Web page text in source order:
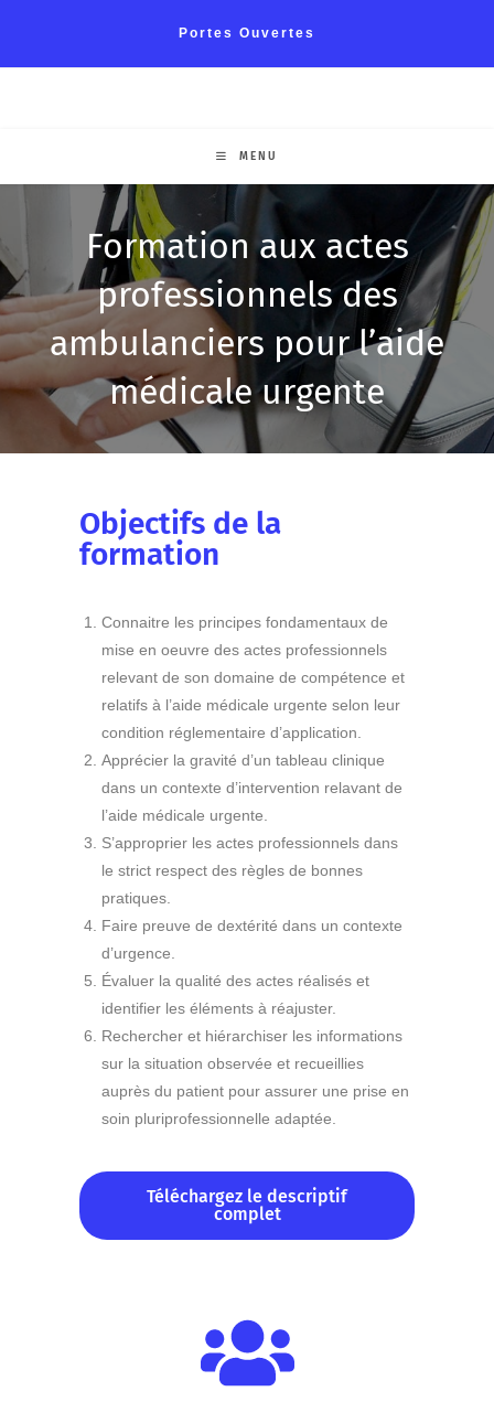
Portes Ouvertes
MENU
Formation aux actes
professionnels des
ambulanciers pour l’aide
médicale urgente
Objectifs de la
formation
Connaitre les principes fondamentaux de
mise en oeuvre des actes professionnels
relevant de son domaine de compétence et
relatifs à l’aide médicale urgente selon leur
condition réglementaire d’application.
Apprécier la gravité d’un tableau clinique
dans un contexte d’intervention relavant de
l’aide médicale urgente.
S’approprier les actes professionnels dans
le strict respect des règles de bonnes
pratiques.
Faire preuve de dextérité dans un contexte
d’urgence.
Évaluer la qualité des actes réalisés et
identifier les éléments à réajuster.
Rechercher et hiérarchiser les informations
sur la situation observée et recueillies
auprès du patient pour assurer une prise en
soin pluriprofessionnelle adaptée.
Téléchargez le descriptif
complet